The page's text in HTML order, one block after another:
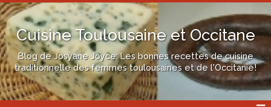
Cuisine Toulousaine et Occitane
Blog de Josyane Joyce: Les bonnes recettes de cuisine
traditionnelle des femmes toulousaines et de l'Occitanie!